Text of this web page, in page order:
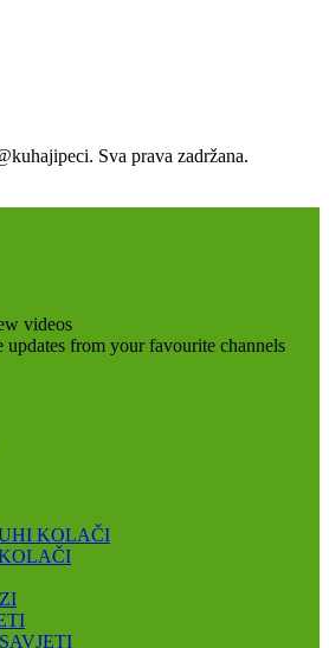
Sva prava zadržana.
videos
updates from your favourite channels
KOLAČI